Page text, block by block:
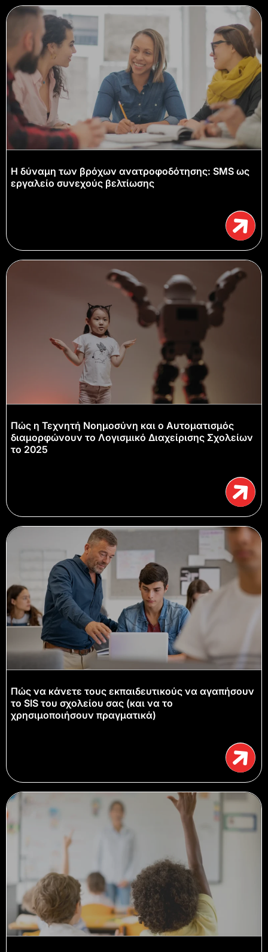
Η δύναμη των βρόχων ανατροφοδότησης: SMS ως
εργαλείο συνεχούς βελτίωσης
Πώς η Τεχνητή Νοημοσύνη και ο Αυτοματισμός
διαμορφώνουν το Λογισμικό Διαχείρισης Σχολείων
το 2025
Πώς να κάνετε τους εκπαιδευτικούς να αγαπήσουν
το SIS του σχολείου σας (και να το
χρησιμοποιήσουν πραγματικά)